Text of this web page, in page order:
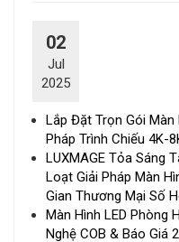
02
Jul
2025
Lắp Đặt Trọn Gói Màn
Pháp Trình Chiếu 4K-
LUXMAGE Tỏa Sáng
Loạt Giải Pháp Màn
Gian Thương Mại Số
Màn Hình LED Phòng
Nghệ COB & Báo Giá